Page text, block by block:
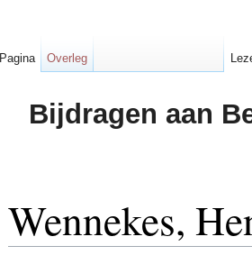
Bijdragen aan
Wennekes,
Pagina Overleg